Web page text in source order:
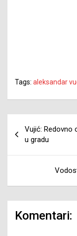
Tags: aleksandar
članaka
Vujić: Redovno
u gradu
Komentari: